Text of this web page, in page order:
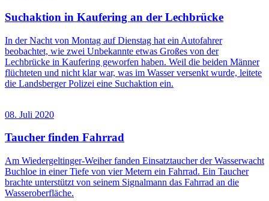
Suchaktion in Kaufering an der Lechbrücke
In der Nacht von Montag auf Dienstag hat ein Autofahrer
beobachtet, wie zwei Unbekannte etwas Großes von der
Lechbrücke in Kaufering geworfen haben. Weil die beiden Männer
flüchteten und nicht klar war, was im Wasser versenkt wurde, leitete
die Landsberger Polizei eine Suchaktion ein.
08. Juli 2020
Taucher finden Fahrrad
Am Wiedergeltinger-Weiher fanden Einsatztaucher der Wasserwacht
Buchloe in einer Tiefe von vier Metern ein Fahrrad. Ein Taucher
brachte unterstützt von seinem Signalmann das Fahrrad an die
Wasseroberfläche.